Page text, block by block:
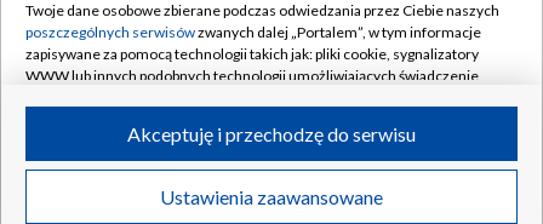
Rada Programowa
System NOS
Informacje o nadawcy
Program dla prasy
Kontakt
Kanały
©2026 Telewizja Polska S.A. w likwidacji
Twoje dane osobowe zbierane podczas odwiedzania przez Ciebie naszych
poszczególnych serwisówzwanych dalej „Portalem”, w tym informacje
zapisywane za pomocą technologii takich jak: pliki cookie, sygnalizatory
WWW lub innych podobnych technologii umożliwiających świadczenie
ruchu w Internecie.
Twoje dane osobowe zbierane podczas odwiedzania przez Ciebie
poszczególnych serwisówna Portalu, takie jak adresy IP, identyfikatory
Ustawienia zaawansowane
Akceptuję i przechodzę do serwisu